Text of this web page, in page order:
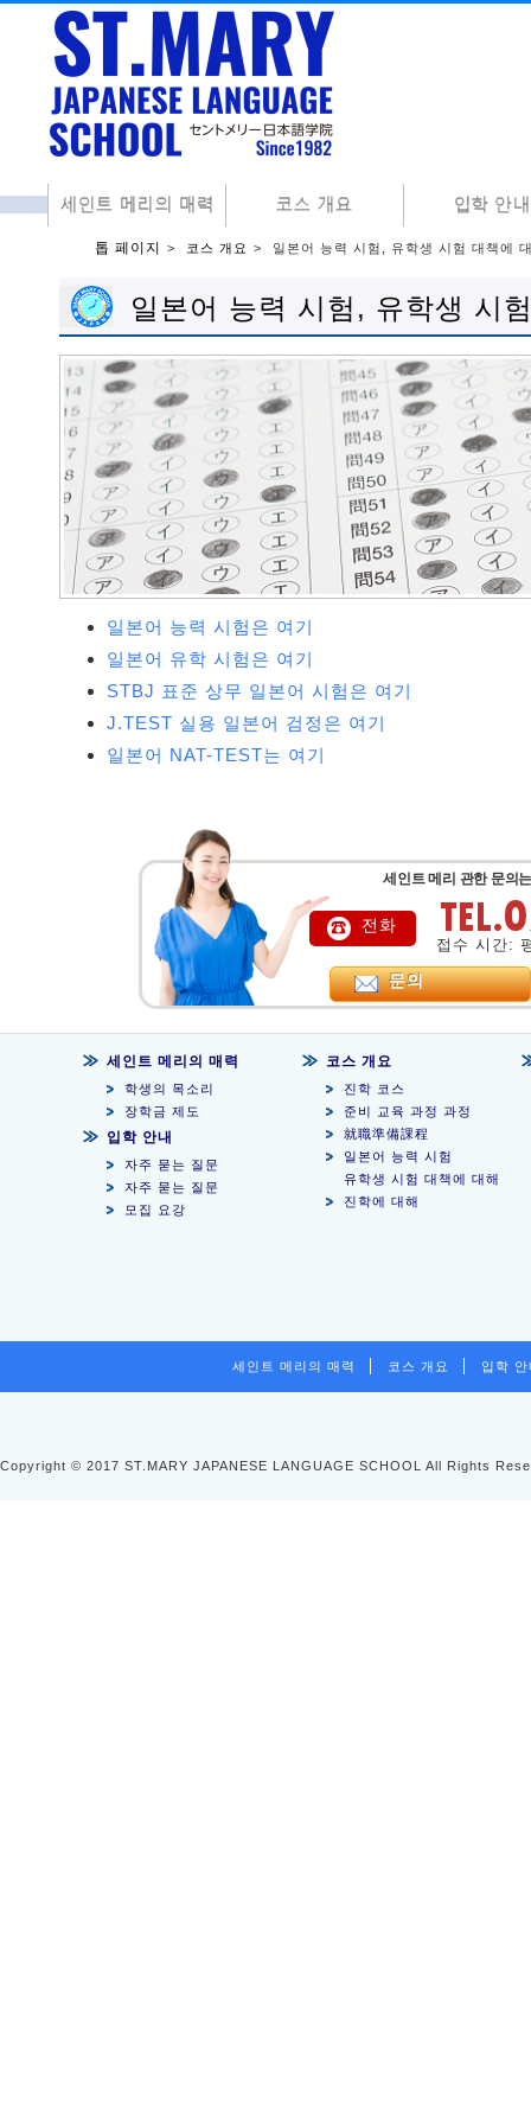
톱 페이지 코스 개요 일본어 능력 시험, 유학생 시험 대책에
일본어 능력 시험, 유학생 시
일본어 능력 시험은 여기
일본어 유학 시험은 여기
STBJ 표준 상무 일본어 시험은 여기
J.TEST 실용 일본어 검정은 여기
일본어 NAT-TEST는 여기
세인트 메리 관한 문의
전화
접수 시간:
문의
세인트 메리의 매력
학생의 목소리
장학금 제도
입학 안내
자주 묻는 질문
자주 묻는 질문
모집 요강
코스 개요
진학 코스
준비 교육 과정 과정
就職準備課程
일본어 능력 시험
유학생 시험 대책에 대해
진학에 대해
세인트 메리의 매력 코스 개요 입학
Copyright © 2017 ST.MARY JAPANESE LANGUAGE SCHOOL All Rights